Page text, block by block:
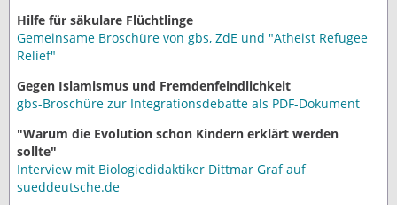
Hilfe für säkulare Flüchtlinge
Gemeinsame Broschüre von gbs, ZdE und "Atheist Refugee
Relief"
Gegen Islamismus und Fremdenfeindlichkeit
gbs-Broschüre zur Integrationsdebatte als PDF-Dokument
"Warum die Evolution schon Kindern erklärt werden
sollte"
Interview mit Biologiedidaktiker Dittmar Graf auf
sueddeutsche.de